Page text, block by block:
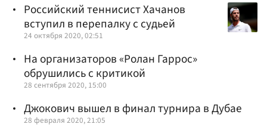
Российский теннисист Хачанов
вступил в перепалку с судьей
24 октября 2020, 02:51
На организаторов «Ролан Гаррос»
обрушились с критикой
28 сентября 2020, 15:00
Джокович вышел в финал турнира в Дубае
28 февраля 2020, 21:05